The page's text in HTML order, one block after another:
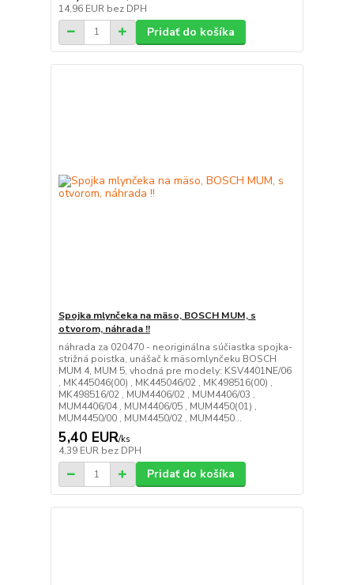
14,96 EUR bez DPH
Pridať do košíka
Spojka mlynčeka na mäso, BOSCH MUM, s
otvorom, náhrada !!
náhrada za 020470 - neoriginálna súčiastka spojka-
strižná poistka, unášač k mäsomlynčeku BOSCH
MUM 4, MUM 5, vhodná pre modely: KSV4401NE/06
, MK445046(00) , MK445046/02 , MK498516(00) ,
MK498516/02 , MUM4406/02 , MUM4406/03 ,
MUM4406/04 , MUM4406/05 , MUM4450(01) ,
MUM4450/00 , MUM4450/02 , MUM4450...
5,40 EUR/ks
4,39 EUR bez DPH
Pridať do košíka